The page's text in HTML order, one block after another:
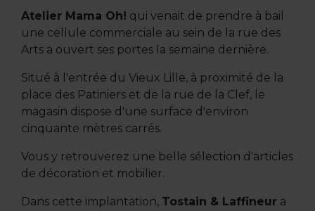
Atelier Mama Oh! qui venait de prendre à bail
une cellule commerciale au sein de la rue des
Arts a ouvert ses portes la semaine dernière.
Situé à l'entrée du Vieux Lille, à proximité de la
place des Patiniers et de la rue de la Clef, le
magasin dispose d'une surface d'environ
cinquante mètres carrés.
Vous y retrouverez une belle sélection d'articles
de décoration et mobilier.
Dans cette implantation, Tostain & Laffineura